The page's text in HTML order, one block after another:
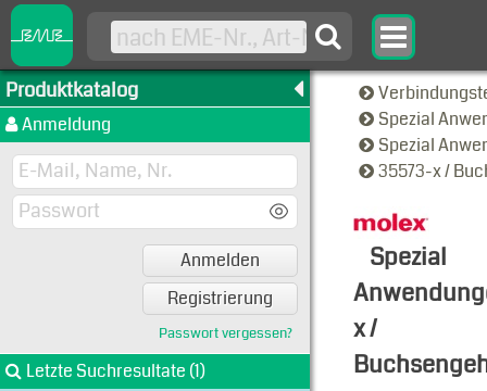
Produktkatalog
Anmeldung
Anmelden
Registrierung
Passwort vergessen?
Letzte Suchresultate (1)
Spezial
Spezial
35573-x /
Spezial
x /